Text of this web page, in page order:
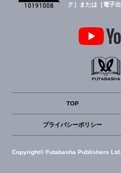
ク］または［電子
TOP
プライバシーポリシー
Copyright© Futabasha Publishers